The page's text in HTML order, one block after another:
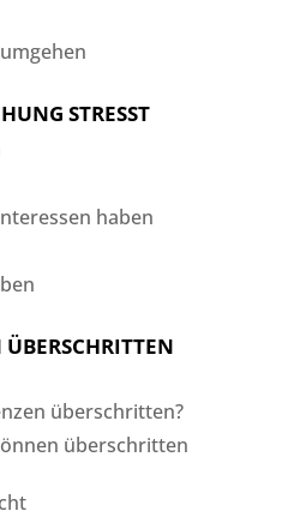
STRESST
haben
überschritten?
überschritten